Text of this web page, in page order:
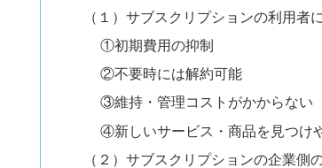
（１）サブスクリプションの利用者
①初期費用の抑制
②不要時には解約可能
③維持・管理コストがかからない
④新しいサービス・商品を見つけ
（２）サブスクリプションの企業側